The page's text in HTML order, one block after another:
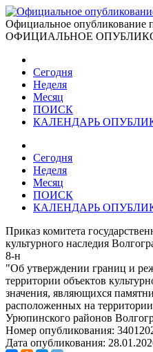
Официальное опубликование
ОФИЦИАЛЬНОЕ
Сегодня
Неделя
Месяц
ПОИСК
КАЛЕНДАРЬ
Сегодня
Неделя
Месяц
ПОИСК
КАЛЕНДАРЬ
Приказ комитета
культурного наследия
8-н
"Об утверждении границ и
территории объектов
значения, являющихся
расположенных на
Урюпинского районов
Номер опубликования:
Дата опубликования: